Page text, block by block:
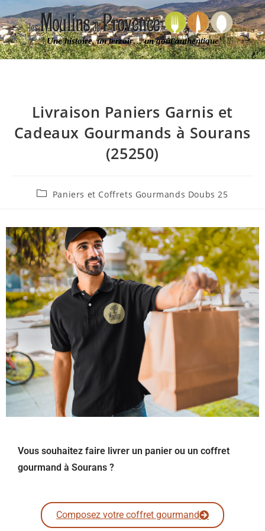
Une histoire, un terroir… un goût authentique
Livraison Paniers Garnis et
Cadeaux Gourmands à Sourans
(25250)
Paniers et Coffrets Gourmands Doubs 25
Vous souhaitez faire livrer un panier ou un coffret
gourmand à Sourans ?
Composez votre coffret gourmand